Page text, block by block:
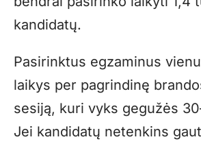
kandidatų.
Pasirinktus egzaminus
laikys per pagrindinę
sesiją, kuri vyks gegužės
Jei kandidatų netenkins